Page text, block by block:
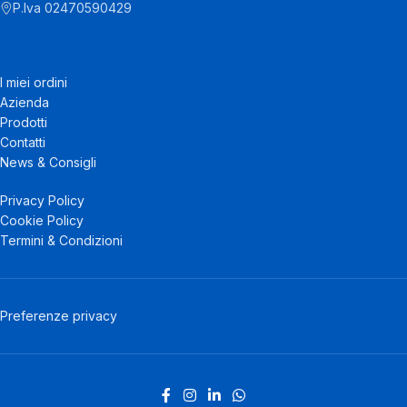
P.Iva 02470590429
I miei ordini
Azienda
Prodotti
Contatti
News & Consigli
Privacy Policy
Cookie Policy
Termini & Condizioni
Preferenze privacy